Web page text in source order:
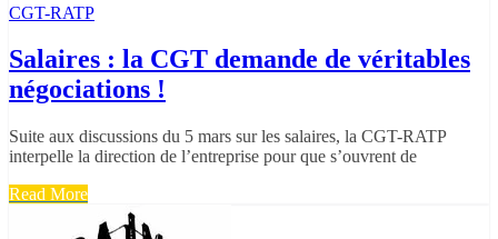
CGT-RATP
Salaires : la CGT demande de véritables
négociations !
Suite aux discussions du 5 mars sur les salaires, la CGT-RATP
interpelle la direction de l’entreprise pour que s’ouvrent de
Read More